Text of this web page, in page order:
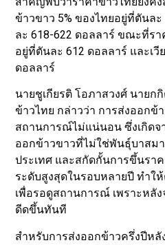
ข้าวขาว 5% ของไทยอยู่ที่ตันล
ละ 618-622 ดอลลาร์ ขณะที่รา
อยู่ที่ตันละ 612 ดอลลาร์ และเ
ดอลลาร์
นายชูเกียรติ โอภาสวงศ์ นาย
ข้าวไทย กล่าวว่า การส่งออกข้
สถานการณ์ไม่แน่นอน ซึ่งเกิดจ
ออกข้าวขาวที่ไม่ใช่พันธุ์บาสม
ประเทศ และสกัดกั้นการขึ้นรา
ระดับสูงสุดในรอบหลายปี ทำใ
เพื่อรอดูสถานการณ์ เพราะหลั
ดีดขึ้นทันที
สำหรับการส่งออกข้าวครึ่งปีหลั